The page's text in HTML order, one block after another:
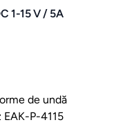
1-15 V / 5A